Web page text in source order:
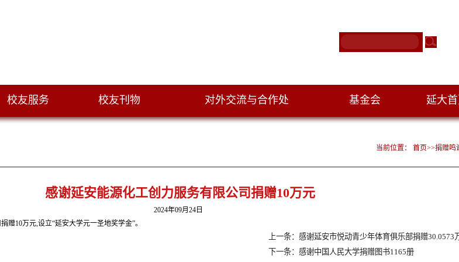
校友服务 校友刊物 对外交流与合作处 基金会 延大
当前位置： 首页>>捐赠鸣
感谢延安能源化工创力服务有限公司捐赠10万元
2024年09月24日
捐赠10万元,设立“延安大学元一圣地奖学金”。
上一条：感谢延安市悦动青少年体育俱乐部捐赠30.0573
下一条：感谢中国人民大学捐赠图书1165册